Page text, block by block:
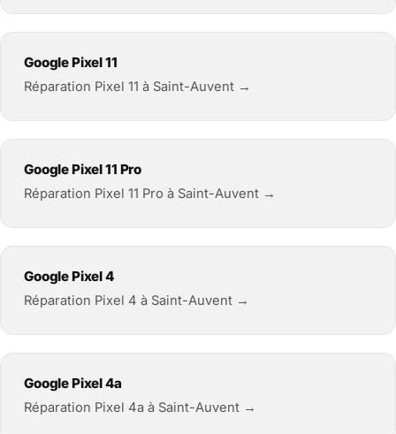
Google Pixel 11
Réparation Pixel 11 à Saint-Auvent →
Google Pixel 11 Pro
Réparation Pixel 11 Pro à Saint-Auvent →
Google Pixel 4
Réparation Pixel 4 à Saint-Auvent →
Google Pixel 4a
Réparation Pixel 4a à Saint-Auvent →